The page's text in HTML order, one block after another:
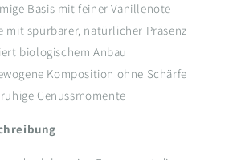
Basis mit feiner Vanillenote
mit spürbarer, natürlicher Präsenz
biologischem Anbau
Komposition ohne Schärfe
Genussmomente